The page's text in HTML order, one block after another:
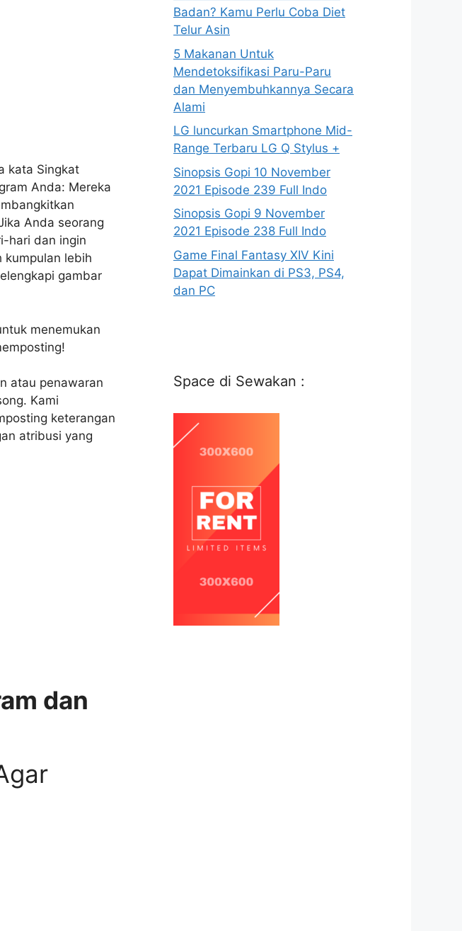
kata Singkat
Anda: Mereka
Anda seorang
hari dan ingin
kumpulan lebih
gambar
menemukan
atau penawaran
Kami
keterangan
atribusi yang
dan
Badan? Kamu Perlu Coba Diet
Telur Asin
5 Makanan Untuk
Mendetoksifikasi Paru-Paru
dan Menyembuhkannya Secara
Alami
LG luncurkan Smartphone Mid-
Range Terbaru LG Q Stylus +
Sinopsis Gopi 10 November
2021 Episode 239 Full Indo
Sinopsis Gopi 9 November
2021 Episode 238 Full Indo
Game Final Fantasy XIV Kini
Dapat Dimainkan di PS3, PS4,
dan PC
Space di Sewakan :